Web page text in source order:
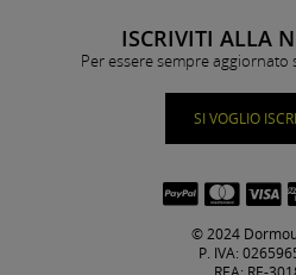
ISCRIVITI ALLA
Per essere sempre
SI VOGLIO
© 2024
P. IVA: